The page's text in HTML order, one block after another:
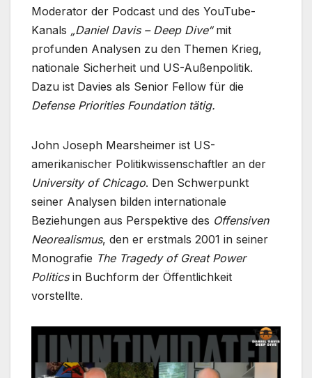
Moderator der Podcast und des YouTube-
Kanals „Daniel Davis – Deep Dive“mit
profunden Analysen zu den Themen Krieg,
nationale Sicherheit und US-Außenpolitik.
Dazu ist Davies als Senior Fellow für die
Defense Priorities Foundation tätig.
John Joseph Mearsheimer ist US-
amerikanischer Politikwissenschaftler an der
University of Chicago. Den Schwerpunkt
seiner Analysen bilden internationale
Beziehungen aus Perspektive des Offensiven
Neorealismus, den er erstmals 2001 in seiner
Monografie The Tragedy of Great Power
Politicsin Buchform der Öffentlichkeit
vorstellte.